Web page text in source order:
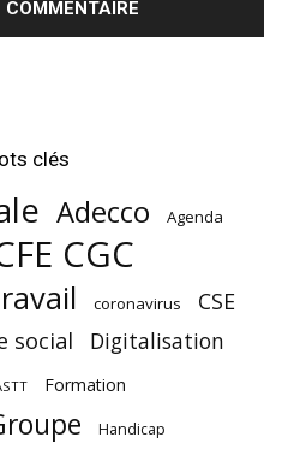
clés
Adecco Agenda
CGC
coronavirus CSE
social Digitalisation
Formation
Handicap